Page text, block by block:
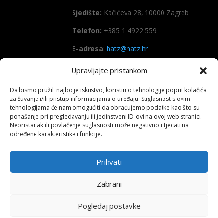
Upravljajte pristankom
Da bismo pružili najbolje iskustvo, koristimo tehnologije poput kolačića
za čuvanje i/ili pristup informacijama o uređaju. Suglasnost s ovim
tehnologijama će nam omogućiti da obrađujemo podatke kao što su
ponašanje pri pregledavanju ili jedinstveni ID-ovi na ovoj web stranici.
Nepristanak ili povlačenje suglasnosti može negativno utjecati na
određene karakteristike i funkcije.
Prihvati
Zabrani
Pogledaj postavke
Sjedište: Kačićeva 28, 10000 Zagreb
Telefon: +385 1 4922 559
E-adresa: hatz@hatz.hr
OIB: 89465386965
IBAN HR7923600001101573628
(Zagrebačka banka d.d)
SWIFT: ZABAHR2X
Copyright All right reserved HATZ – 2026